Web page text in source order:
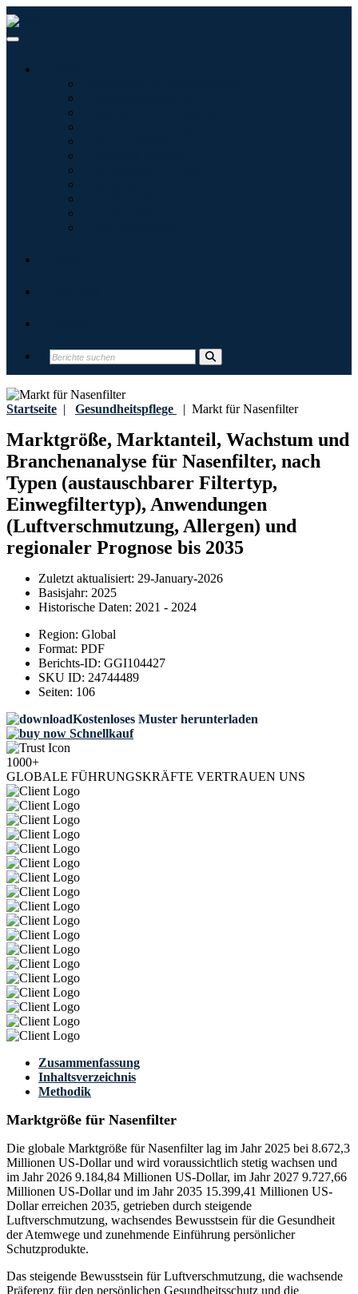
Startseite | Gesundheitspflege | Markt für Nasenfilter
Marktgröße, Marktanteil, Wachstum und
Branchenanalyse für Nasenfilter, nach
Typen (austauschbarer Filtertyp,
Einwegfiltertyp), Anwendungen
(Luftverschmutzung, Allergen) und
regionaler Prognose bis 2035
Zuletzt aktualisiert: 29-January-2026
Basisjahr: 2025
Historische Daten: 2021 - 2024
Region: Global
Format: PDF
Berichts-ID: GGI104427
SKU ID: 24744489
Seiten: 106
Kostenloses Muster herunterladen
Schnellkauf
1000+
GLOBALE FÜHRUNGSKRÄFTE VERTRAUEN UNS
Zusammenfassung
Inhaltsverzeichnis
Methodik
Marktgröße für Nasenfilter
Die globale Marktgröße für Nasenfilter lag im Jahr 2025 bei 8.672,3
Millionen US-Dollar und wird voraussichtlich stetig wachsen und
im Jahr 2026 9.184,84 Millionen US-Dollar, im Jahr 2027 9.727,66
Millionen US-Dollar und im Jahr 2035 15.399,41 Millionen US-
Dollar erreichen 2035, getrieben durch steigende
Luftverschmutzung, wachsendes Bewusstsein für die Gesundheit
der Atemwege und zunehmende Einführung persönlicher
Schutzprodukte.
Das steigende Bewusstsein für Luftverschmutzung, die wachsende
Präferenz für den persönlichen Gesundheitsschutz und die